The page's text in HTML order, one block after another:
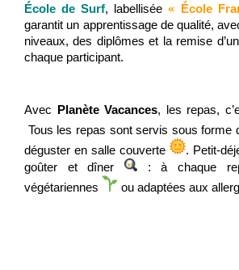
École de Surf, labellisée « École
garantit un apprentissage de qualité,
niveaux, des diplômes et la remise d’un
chaque participant.
Avec Planète Vacances, les repas,
Tous les repas sont servis sous forme
déguster en salle couverte
. Petit-
goûter et dîner
: à chaque
végétariennes
ou adaptées aux